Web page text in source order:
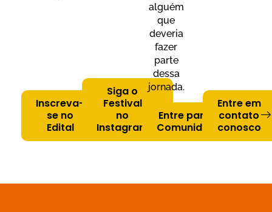
Inscreva-
se no
Edital
Siga o
Festival
no
Instagram
alguém
que
deveria
fazer
parte
dessa
jornada.
Entre para a
Comunidade
Entre em
contato
conosco